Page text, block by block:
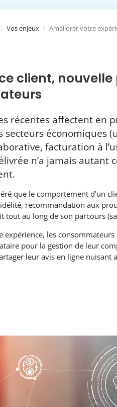
Vos enjeux Améliorer votre
client,
récentes affectent en
secteurs économiques
facturation à
n’a jamais autant
que le comportement d’un
recommandation aux
tout au long de son parcours
expérience, les
pour la gestion de leur
leur avis en ligne nuisant